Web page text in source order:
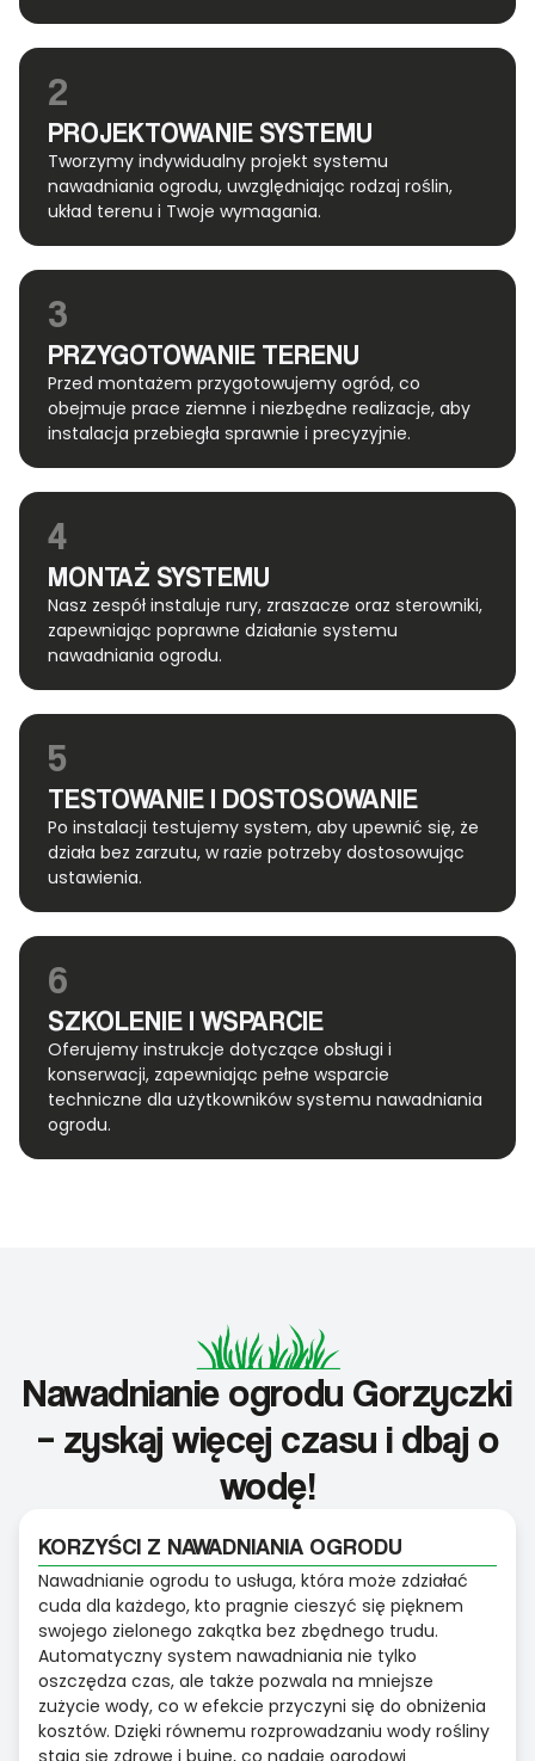
2
PROJEKTOWANIE SYSTEMU
Tworzymy indywidualny projekt systemu
nawadniania ogrodu, uwzględniając rodzaj roślin,
układ terenu i Twoje wymagania.
3
PRZYGOTOWANIE TERENU
Przed montażem przygotowujemy ogród, co
obejmuje prace ziemne i niezbędne realizacje, aby
instalacja przebiegła sprawnie i precyzyjnie.
4
MONTAŻ SYSTEMU
Nasz zespół instaluje rury, zraszacze oraz sterowniki,
zapewniając poprawne działanie systemu
nawadniania ogrodu.
5
TESTOWANIE I DOSTOSOWANIE
Po instalacji testujemy system, aby upewnić się, że
działa bez zarzutu, w razie potrzeby dostosowując
ustawienia.
6
SZKOLENIE I WSPARCIE
Oferujemy instrukcje dotyczące obsługi i
konserwacji, zapewniając pełne wsparcie
techniczne dla użytkowników systemu nawadniania
ogrodu.
Nawadnianie ogrodu Gorzyczki
– zyskaj więcej czasu i dbaj o
wodę!
KORZYŚCI Z NAWADNIANIA OGRODU
Nawadnianie ogrodu to usługa, która może zdziałać
cuda dla każdego, kto pragnie cieszyć się pięknem
swojego zielonego zakątka bez zbędnego trudu.
Automatyczny system nawadniania nie tylko
oszczędza czas, ale także pozwala na mniejsze
zużycie wody, co w efekcie przyczyni się do obniżenia
kosztów. Dzięki równemu rozprowadzaniu wody rośliny